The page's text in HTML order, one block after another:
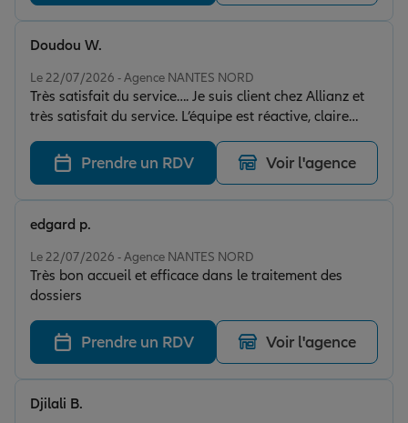
Tous nos devis d'assurance
Le 22/07/2026 - Agence NANTES NORD
Très satisfait du service…. Je suis client chez Allianz et
très satisfait du service. L’équipe est réactive, claire
dans ses explications et la gestion des documents
administratifs se fait très rapidement. Je recommande
sans hésiter Merci pour tout Allianz et Mr Arnaud
Lecomte El également
Doudou W.
Prendre un RDV Voir l'agence
Le 22/07/2026 - Agence NANTES NORD
Très bon accueil et efficace dans le traitement des
dossiers
edgard p.
Prendre un RDV Voir l'agence
Djilali B.